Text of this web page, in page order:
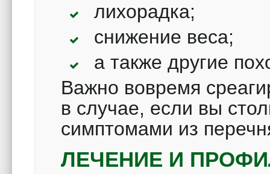
лихорадка;
снижение веса;
а также другие
Важно вовремя
в случае, если вы
симптомами из
ЛЕЧЕНИЕ И